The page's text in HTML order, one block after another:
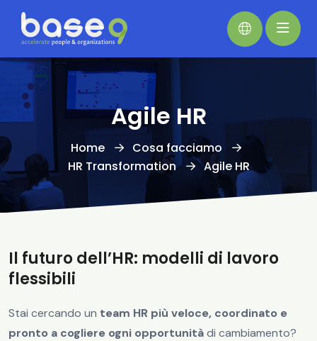
Agile HR
Home
Cosa facciamo
HR Transformation
Agile HR
Il futuro dell’HR: modelli di lavoro
flessibili
Stai cercando un team HR più veloce, coordinato e
pronto a cogliere ogni opportunitàdi cambiamento?